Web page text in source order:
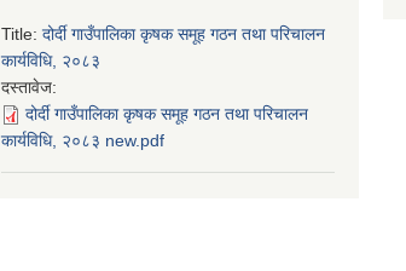
Title: दोर्दी गाउँपालिका कृषक समूह गठन तथा परिचालन
कार्यविधि, २०८३
दस्तावेज:
दोर्दी गाउँपालिका कृषक समूह गठन तथा परिचालन
कार्यविधि, २०८३ new.pdf